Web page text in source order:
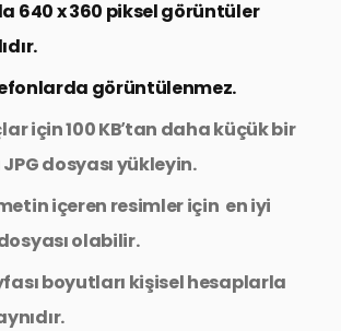
640 x 360 piksel görüntüler
görüntülenmez.
için 100 KB’tan daha küçük bir
JPG dosyası yükleyin.
içeren resimler için en iyi
olabilir.
boyutları kişisel hesaplarla